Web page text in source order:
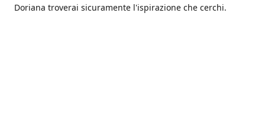
Doriana troverai sicuramente l'ispirazione che cerchi.